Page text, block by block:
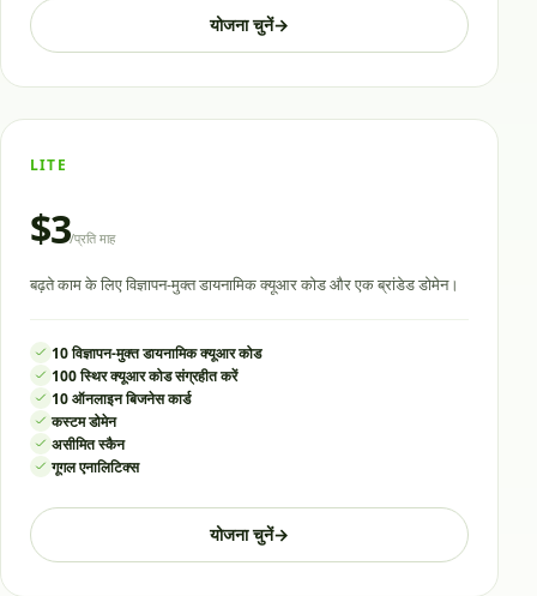
योजना चुनें→
LITE
$3/प्रति माह
बढ़ते काम के लिए विज्ञापन-मुक्त डायनामिक क्यूआर कोड और एक ब्रांडेड डोमेन।
10 विज्ञापन-मुक्त डायनामिक क्यूआर कोड
100 स्थिर क्यूआर कोड संग्रहीत करें
10 ऑनलाइन बिजनेस कार्ड
कस्टम डोमेन
असीमित स्कैन
गूगल एनालिटिक्स
योजना चुनें→